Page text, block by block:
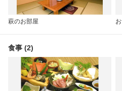
萩のお部屋
食事 (2)